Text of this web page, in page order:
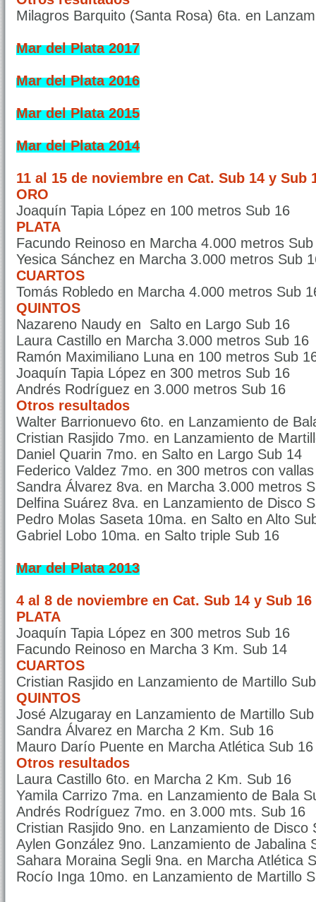
Milagros Barquito (Santa Rosa) 6ta. en
Mar del Plata 2017
Mar del Plata 2016
Mar del Plata 2015
Mar del Plata 2014
11 al 15 de noviembre en Cat. Sub 14 y Sub
ORO
Joaquín Tapia López en 100 metros Sub 16
PLATA
Facundo Reinoso en Marcha 4.000 metros Sub
Yesica Sánchez en Marcha 3.000 metros Sub
CUARTOS
Tomás Robledo en Marcha 4.000 metros Sub
QUINTOS
Nazareno Naudy en Salto en Largo Sub 16
Laura Castillo en Marcha 3.000 metros Sub 16
Ramón Maximiliano Luna en 100 metros Sub
Joaquín Tapia López en 300 metros Sub 16
Andrés Rodríguez en 3.000 metros Sub 16
Otros resultados
Walter Barrionuevo 6to. en Lanzamiento de
Cristian Rasjido 7mo. en Lanzamiento de
Daniel Quarin 7mo. en Salto en Largo Sub 14
Federico Valdez 7mo. en 300 metros con
Sandra Álvarez 8va. en Marcha 3.000 metros
Delfina Suárez 8va. en Lanzamiento de Disco
Pedro Molas Saseta 10ma. en Salto en Alto
Gabriel Lobo 10ma. en Salto triple Sub 16
Mar del Plata 2013
4 al 8 de noviembre en Cat. Sub 14 y Sub
PLATA
Joaquín Tapia López en 300 metros Sub 16
Facundo Reinoso en Marcha 3 Km. Sub 14
CUARTOS
Cristian Rasjido en Lanzamiento de Martillo
QUINTOS
José Alzugaray en Lanzamiento de Martillo
Sandra Álvarez en Marcha 2 Km. Sub 16
Mauro Darío Puente en Marcha Atlética Sub 16
Otros resultados
Laura Castillo 6to. en Marcha 2 Km. Sub 16
Yamila Carrizo 7ma. en Lanzamiento de Bala
Andrés Rodríguez 7mo. en 3.000 mts. Sub 16
Cristian Rasjido 9no. en Lanzamiento de Disco
Aylen González 9no. Lanzamiento de Jabalina
Sahara Moraina Segli 9na. en Marcha Atlética
Rocío Inga 10mo. en Lanzamiento de Martillo